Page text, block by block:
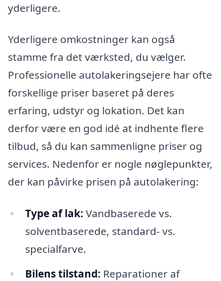
yderligere.
Yderligere omkostninger kan også
stamme fra det værksted, du vælger.
Professionelle autolakeringsejere har ofte
forskellige priser baseret på deres
erfaring, udstyr og lokation. Det kan
derfor være en god idé at indhente flere
tilbud, så du kan sammenligne priser og
services. Nedenfor er nogle nøglepunkter,
der kan påvirke prisen på autolakering:
Type af lak: Vandbaserede vs.
solventbaserede, standard- vs.
specialfarve.
Bilens tilstand: Reparationer af